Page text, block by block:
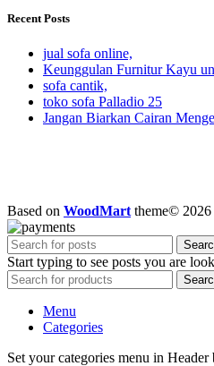
Recent Posts
jual sofa online,
Keunggulan Furnitur Kayu
sofa cantik,
toko sofa Palladio 25
Jangan Biarkan Cairan
Based on WoodMart theme© 2026
Start typing to see posts you are
Menu
Categories
Set your categories menu in